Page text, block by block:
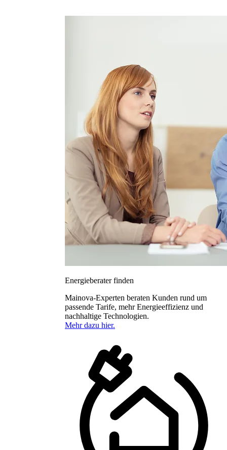
Energieberater finden
Mainova-Experten beraten Kunden rund um
passende Tarife, mehr Energieeffizienz und
nachhaltige Technologien.
Mehr dazu hier.